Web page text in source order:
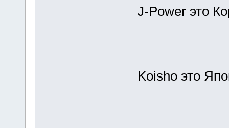
J-Power это
Koisho это